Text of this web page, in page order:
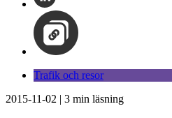
Trafik och resor
2015-11-02 | 3 min läsning